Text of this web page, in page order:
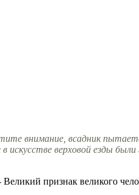
внимание, всадник
верховой езды были
признак великого